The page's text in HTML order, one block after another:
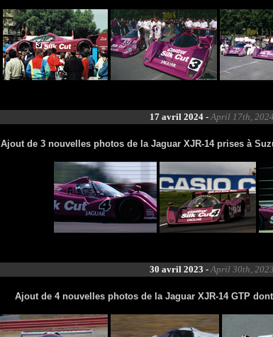
17 avril 2024 - April 17th, 2024
Ajout de 3 nouvelles photos de la Jaguar XJR-14 prises à
30 avril 2023 - April 30th, 2023
Ajout de 4 nouvelles photos de la Jaguar XJR-14 GTP